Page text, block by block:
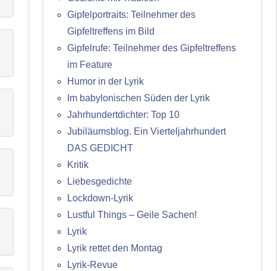
Gipfelportraits: Teilnehmer des
Gipfeltreffens im Bild
Gipfelrufe: Teilnehmer des Gipfeltreffens
im Feature
Humor in der Lyrik
Im babylonischen Süden der Lyrik
Jahrhundertdichter: Top 10
Jubiläumsblog. Ein Vierteljahrhundert
DAS GEDICHT
Kritik
Liebesgedichte
Lockdown-Lyrik
Lustful Things – Geile Sachen!
Lyrik
Lyrik rettet den Montag
Lyrik-Revue